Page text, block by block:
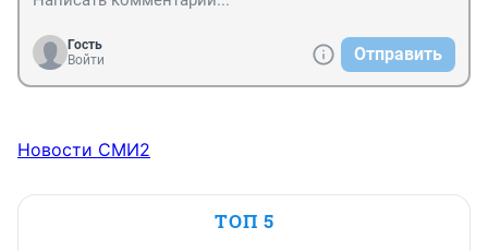
Гость
Войти
Отправить
Новости СМИ2
ТОП 5